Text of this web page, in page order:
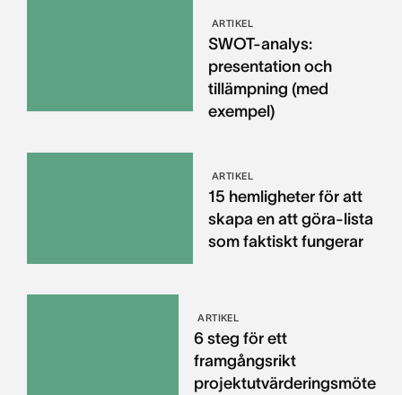
ARTIKEL
SWOT-analys:
presentation och
tillämpning (med
exempel)
ARTIKEL
15 hemligheter för att
skapa en att göra-lista
som faktiskt fungerar
ARTIKEL
6 steg för ett
framgångsrikt
projektutvärderingsmöte